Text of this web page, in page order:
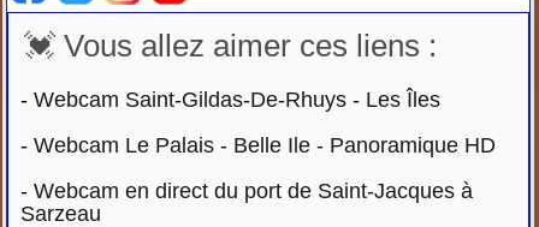
💓 Vous allez aimer ces liens :
-Webcam Saint-Gildas-De-Rhuys - Les Îles
-Webcam Le Palais - Belle Ile - Panoramique HD
-Webcam en direct du port de Saint-Jacques à
Sarzeau